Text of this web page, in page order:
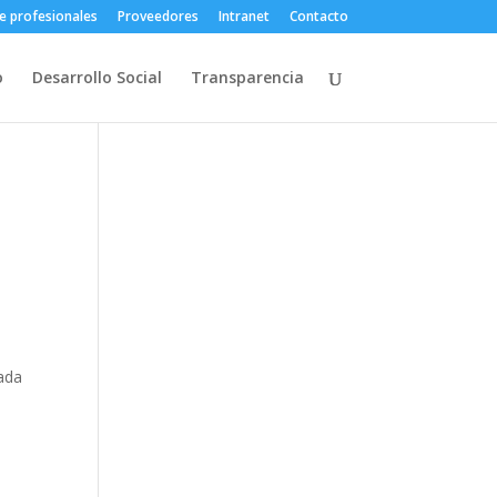
profesionales Proveedores Intranet Contacto
Desarrollo Social Transparencia